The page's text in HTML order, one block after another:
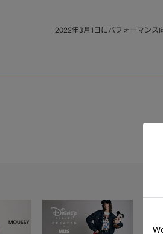
2022年3月1日にパフォーマンス